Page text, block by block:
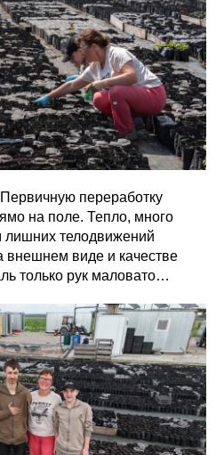
переработку
на поле. Тепло, много
телодвижений
внешнем виде и качестве
только рук маловато…